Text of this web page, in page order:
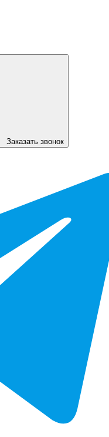
Заказать звонок